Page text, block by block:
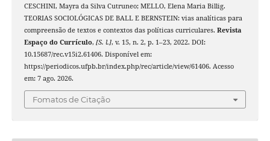
CESCHINI, Mayra da Silva Cutruneo; MELLO, Elena Maria Billig.
TEORIAS SOCIOLÓGICAS DE BALL E BERNSTEIN: vias analíticas para
compreensão de textos e contextos das políticas curriculares. Revista
Espaço do Currículo, [S. l.], v. 15, n. 2, p. 1–23, 2022. DOI:
10.15687/rec.v15i2.61406. Disponível em:
https://periodicos.ufpb.br/index.php/rec/article/view/61406. Acesso
em: 7 ago. 2026.
Fomatos de Citação